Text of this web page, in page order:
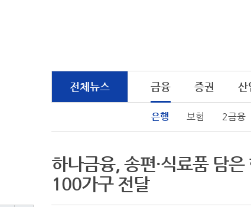
전체뉴스 금융
은행 보험 2금융
증권 산
하나금융, 송편·식료품 담
100가구 전달